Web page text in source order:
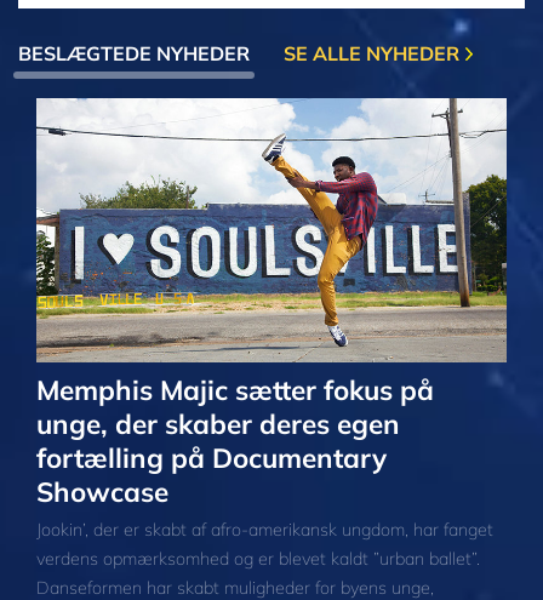
BESLÆGTEDE NYHEDER SE ALLE NYHEDER
Memphis Majic sætter fokus på
unge, der skaber deres egen
fortælling på Documentary
Showcase
Jookin’, der er skabt af afro-amerikansk ungdom, har fanget
verdens opmærksomhed og er blevet kaldt ”urban ballet”.
Danseformen har skabt muligheder for byens unge,